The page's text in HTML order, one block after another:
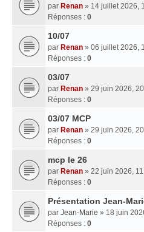
par Renan » 14 juillet 2026,
Réponses : 0
10/07
par Renan » 06 juillet 2026,
Réponses : 0
03/07
par Renan » 29 juin 2026,
Réponses : 0
03/07 MCP
par Renan » 29 juin 2026,
Réponses : 0
mcp le 26
par Renan » 22 juin 2026,
Réponses : 0
Présentation Jean-
par Jean-Marie » 18 juin
Réponses : 0